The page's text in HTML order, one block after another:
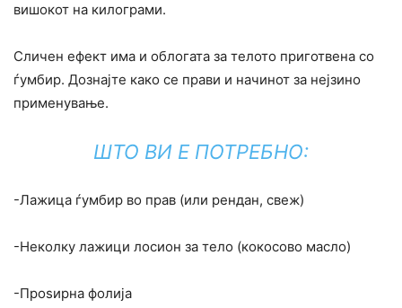
вишокот на килограми.
Сличен ефект има и облогата за телото приготвена со
ѓумбир. Дознајте како се прави и начинот за нејзино
применување.
ШТО ВИ Е ПОТРЕБНО:
-Лажица ѓумбир во прав (или рендан, свеж)
-Неколку лажици лосион за тело (кокосово масло)
-Проѕирна фолија